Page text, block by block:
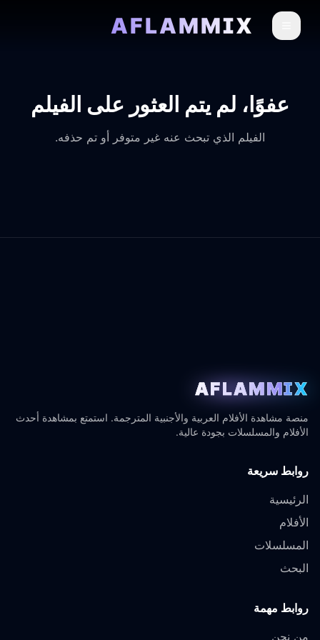
AFLAMMIX
عفوًا، لم يتم العثور على الفيلم
الفيلم الذي تبحث عنه غير متوفر أو تم حذفه.
AFLAMMIX
منصة مشاهدة الأفلام العربية والأجنبية المترجمة. استمتع بمشاهدة أحدث
الأفلام والمسلسلات بجودة عالية.
روابط سريعة
الرئيسية
الأفلام
المسلسلات
البحث
روابط مهمة
من نحن